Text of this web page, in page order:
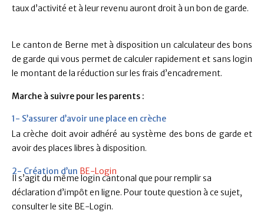
taux d’activité et à leur revenu auront droit à un bon de garde.
Le canton de Berne met à disposition un calculateur des bons
de garde qui vous permet de calculer rapidement et sans login
le montant de la réduction sur les frais d’encadrement.
Marche à suivre pour les parents :
1- S’assurer d’avoir une place en crèche
La crèche doit avoir adhéré au système des bons de garde et
avoir des places libres à disposition.
2- Création d’un BE-Login
Il s’agit du même login cantonal que pour remplir sa
déclaration d’impôt en ligne. Pour toute question à ce sujet,
consulter le site BE-Login.